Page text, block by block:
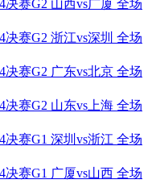
决赛G2 山西vs广厦 全场
决赛G2 浙江vs深圳 全场
决赛G2 广东vs北京 全场
决赛G2 山东vs上海 全场
决赛G1 深圳vs浙江 全场
决赛G1 广厦vs山西 全场